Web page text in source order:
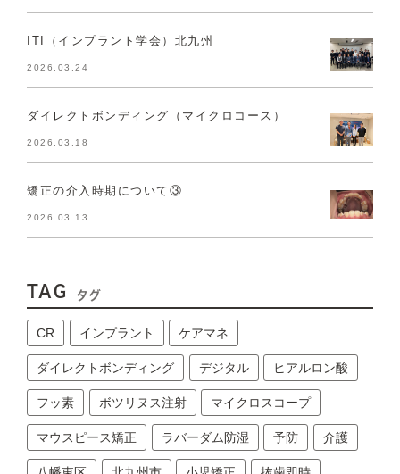
ITI（インプラント学会）北九州
2026.03.24
ダイレクトボンディング（マイクロコース）
2026.03.18
矯正の介入時期について③
2026.03.13
TAG タグ
CR インプラント ケアマネ
ダイレクトボンディング デジタル ヒアルロン酸
フッ素 ボツリヌス注射 マイクロスコープ
マウスピース矯正 ラバーダム防湿 予防 介護